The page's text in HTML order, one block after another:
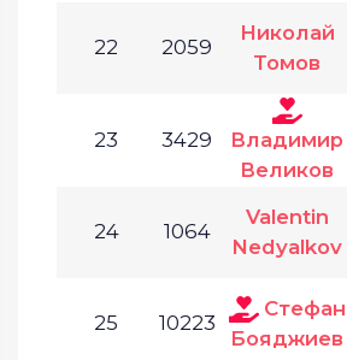
22 2059
Николай
Томов
23 3429
Владимир
Великов
24 1064
Valentin
Nedyalkov
25 10223
Стефан
Бояджиев